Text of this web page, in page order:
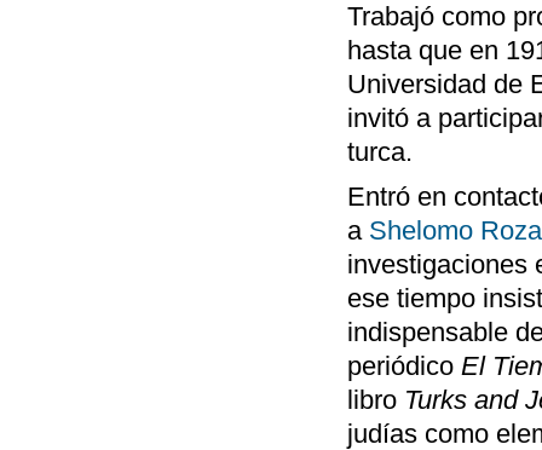
Trabajó como
hasta que en
Universidad de
invitó a
turca.
Entró en
a Shelomo
investigaciones
ese tiempo
indispensable
periódico El
libro Turks and
judías como